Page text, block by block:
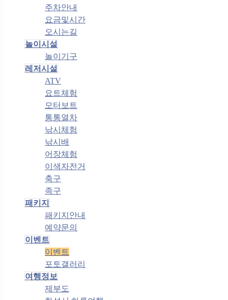
주차안내
요금및시간
오시는길
놀이시설
놀이기구
레저시설
ATV
요트체험
모터보트
통통열차
낚시체험
낚시배
어장체험
이색자전거
축구
족구
패키지
패키지안내
예약문의
이벤트
이벤트
포토갤러리
여행정보
제부도